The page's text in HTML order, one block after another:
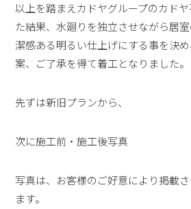
以上を踏まえカドヤグループのカド
た結果、水廻りを独立させながら居
潔感ある明るい仕上げにする事を決
案、ご了承を得て着工となりました。
先ずは新旧プランから、
次に施工前・施工後写真
写真は、お客様のご好意により掲載
ます。